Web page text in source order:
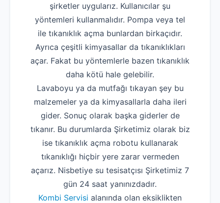
şirketler uygularız. Kullanıcılar şu
yöntemleri kullanmalıdır. Pompa veya tel
ile tıkanıklık açma bunlardan birkaçıdır.
Ayrıca çeşitli kimyasallar da tıkanıklıkları
açar. Fakat bu yöntemlerle bazen tıkanıklık
daha kötü hale gelebilir.
Lavaboyu ya da mutfağı tıkayan şey bu
malzemeler ya da kimyasallarla daha ileri
gider. Sonuç olarak başka giderler de
tıkanır. Bu durumlarda Şirketimiz olarak biz
ise tıkanıklık açma robotu kullanarak
tıkanıklığı hiçbir yere zarar vermeden
açarız. Nisbetiye su tesisatçısı Şirketimiz 7
gün 24 saat yanınızdadır.
Kombi Servisi alanında olan eksiklikten